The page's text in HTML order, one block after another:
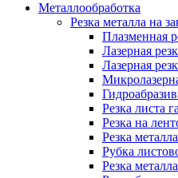
Металлообработка
Резка металла на
Плазменная
Лазерная
Лазерная
Резка листа
Резка на
Резка
Рубка
Резка